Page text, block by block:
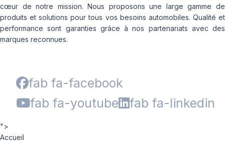
cœur de notre mission. Nous proposons une large gamme de
produits et solutions pour tous vos besoins automobiles. Qualité et
performance sont garanties grâce à nos partenariats avec des
marques reconnues.
fab fa-facebook
fab fa-youtube
fab fa-linkedin
">
Accueil